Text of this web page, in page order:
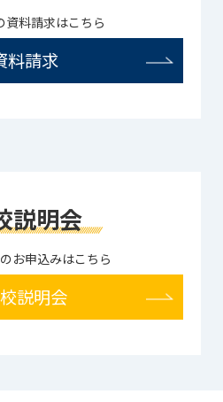
資料請求はこちら
料請求
説明会
お申込みはこちら
説明会